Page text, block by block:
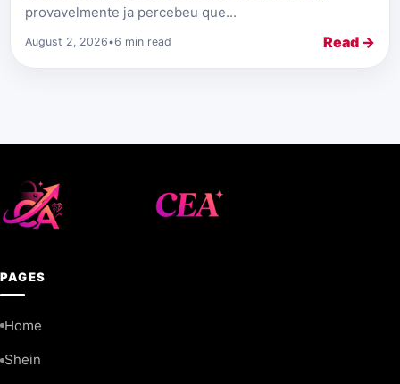
provavelmente ja percebeu que...
August 2, 2026•6 min read Read →
PAGES
Home
Shein